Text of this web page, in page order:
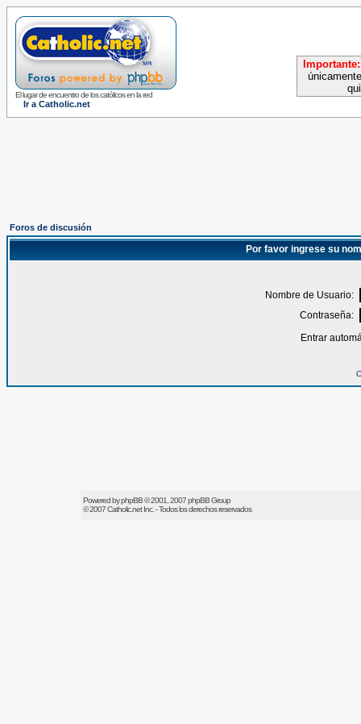
El lugar de encuentro de los católicos en la red
Ir a Catholic.net
Importante:
Foros de discusión
Por favor ingrese su
Nombre de Usuario:
Contraseña:
Entrar
Powered byphpBB© 2001, 2007 phpBB Group
© 2007Catholic.netInc. - Todos los derechos reservados